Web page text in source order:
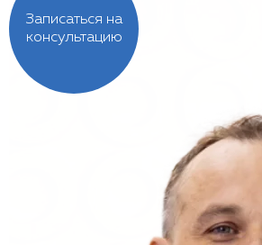
Записаться на
консультацию